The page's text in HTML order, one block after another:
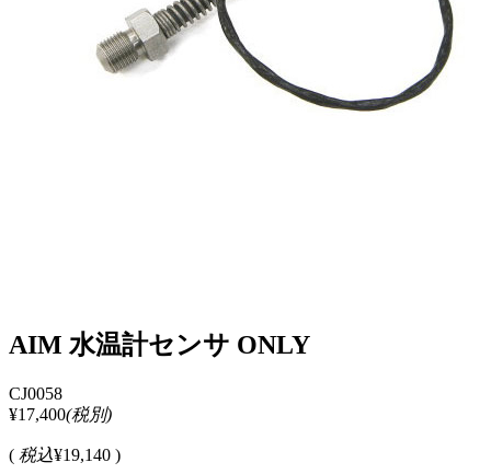
AIM 水温計センサ ONLY
CJ0058
¥17,400(税別)
( 税込¥19,140 )